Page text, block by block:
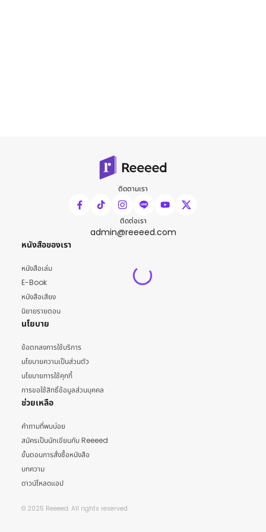
ติดตามเรา
ติดต่อเรา
admin@reeeed.com
หนังสือของเรา
หนังสือเล่ม
E-Book
หนังสือเสียง
นิยายรายตอน
นโยบาย
ข้อตกลงการใช้บริการ
นโยบายความเป็นส่วนตัว
นโยบายการใช้คุกกี้
การขอใช้สิทธิ์ข้อมูลส่วนบุคคล
ช่วยเหลือ
คำถามที่พบบ่อย
สมัครเป็นนักเขียนกับ Reeeed
ขั้นตอนการสั่งซื้อหนังสือ
บทความ
ดาวน์โหลดแอป
© 2025 Reeeed. All rights reserved.